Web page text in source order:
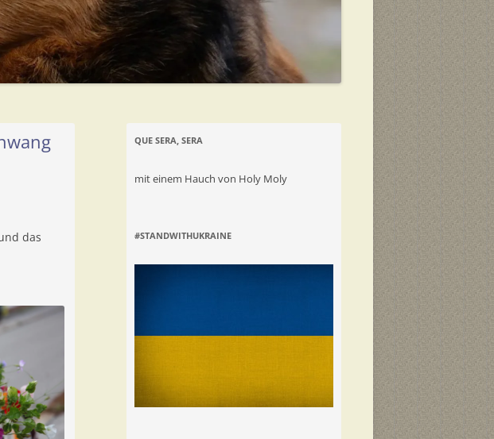
das
QUE SERA, SERA
mit einem Hauch von Holy Moly
#STANDWITHUKRAINE